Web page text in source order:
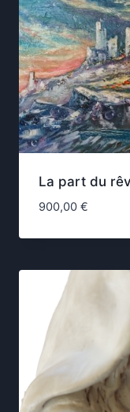
La part du
900,00 €